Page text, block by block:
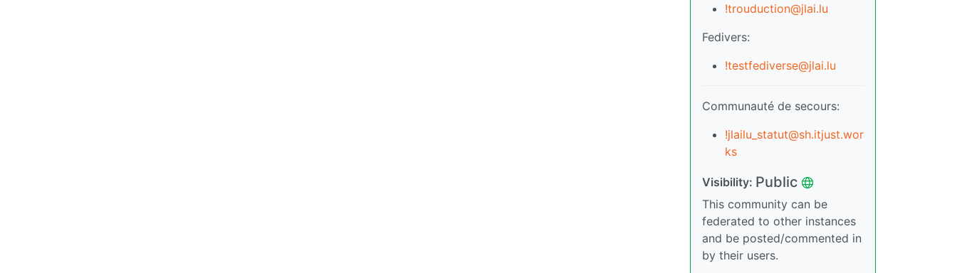
!trouduction@jlai.lu
Fedivers:
!testfediverse@jlai.lu
Communauté de secours:
!jlailu_statut@sh.itjust.wor
ks
Visibility: Public
This community can be
federated to other instances
and be posted/commented in
by their users.